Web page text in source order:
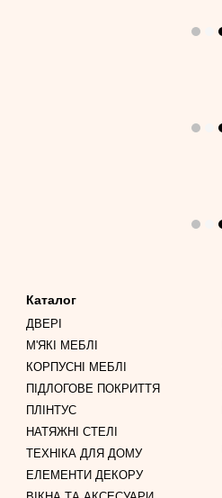
Каталог
ДВЕРІ
М'ЯКІ МЕБЛІ
КОРПУСНІ МЕБЛІ
ПІДЛОГОВЕ ПОКРИТТЯ
ПЛІНТУС
НАТЯЖНІ СТЕЛІ
ТЕХНІКА ДЛЯ ДОМУ
ЕЛЕМЕНТИ ДЕКОРУ